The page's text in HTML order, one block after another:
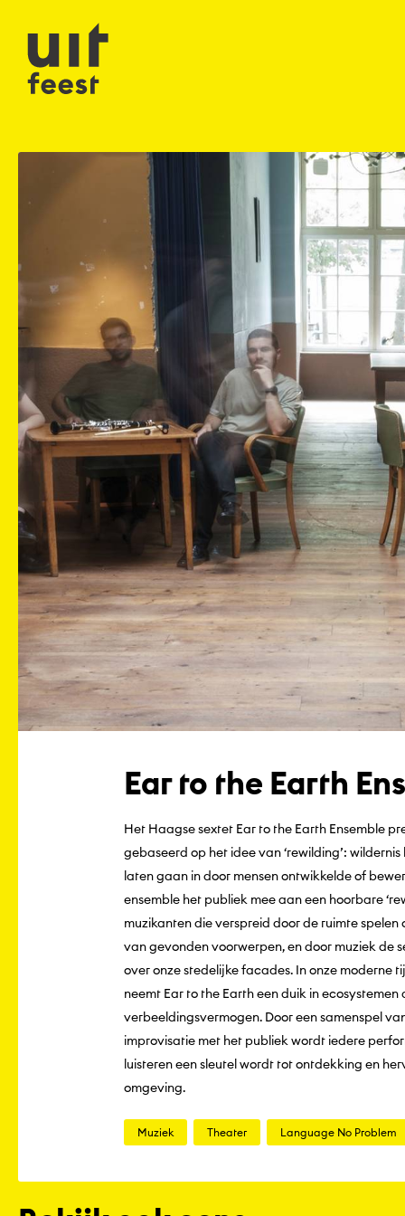
Ear to the Earth
Het Haagse sextet Ear to the Earth Ensemble
gebaseerd op het idee van ‘rewilding’:
laten gaan in door mensen ontwikkelde of
ensemble het publiek mee aan een hoorbare
muzikanten die verspreid door de ruimte
van gevonden voorwerpen, en door muziek de
over onze stedelijke facades. In onze moderne
neemt Ear to the Earth een duik in
verbeeldingsvermogen. Door een samenspel
improvisatie met het publiek wordt iedere
luisteren een sleutel wordt tot ontdekking en
omgeving.
Muziek Theater Language No Problem